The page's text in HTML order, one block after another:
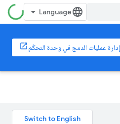
إدارة عمليات الدمج في وحدة التحكّم